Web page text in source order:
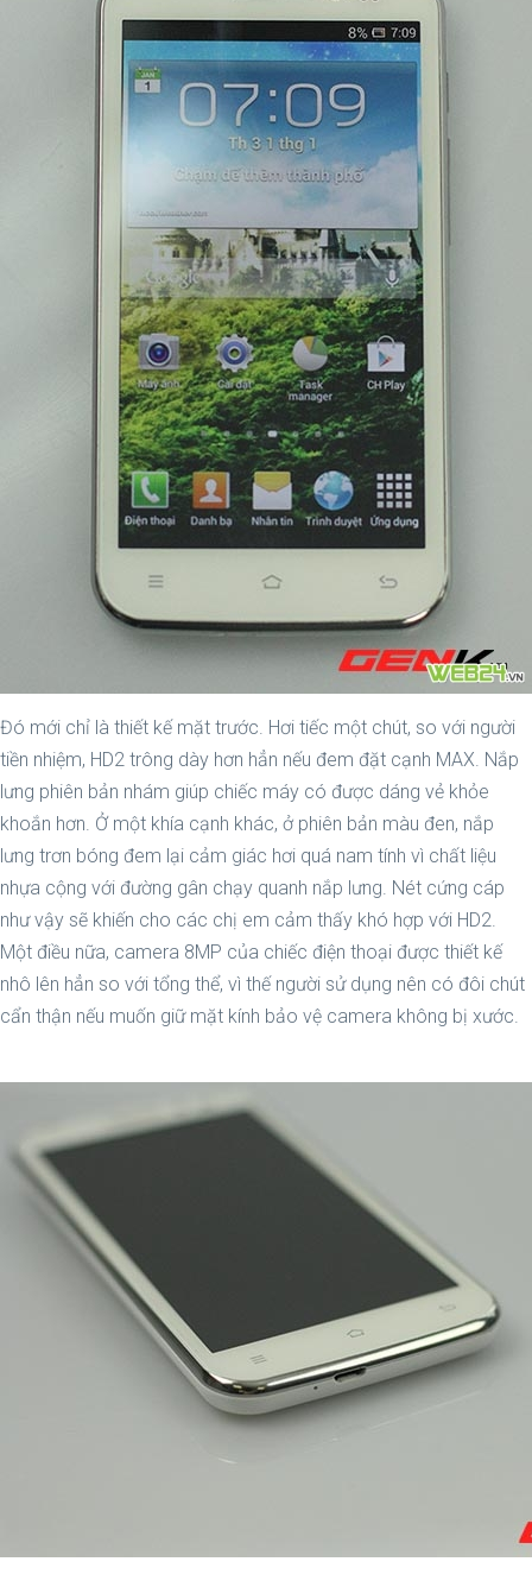
Đó mới chỉ là thiết kế mặt trước. Hơi tiếc một chút, so với người
tiền nhiệm, HD2 trông dày hơn hẳn nếu đem đặt cạnh MAX. Nắp
lưng phiên bản nhám giúp chiếc máy có được dáng vẻ khỏe
khoắn hơn. Ở một khía cạnh khác, ở phiên bản màu đen, nắp
lưng trơn bóng đem lại cảm giác hơi quá nam tính vì chất liệu
nhựa cộng với đường gân chạy quanh nắp lưng. Nét cứng cáp
như vậy sẽ khiến cho các chị em cảm thấy khó hợp với HD2.
Một điều nữa, camera 8MP của chiếc điện thoại được thiết kế
nhô lên hẳn so với tổng thể, vì thế người sử dụng nên có đôi chút
cẩn thận nếu muốn giữ mặt kính bảo vệ camera không bị xước.